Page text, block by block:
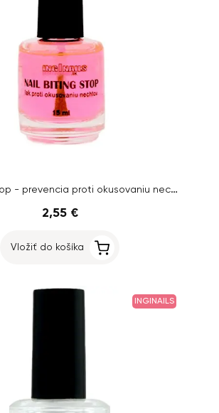
Nail biting stop - prevencia proti okusovaniu nechtov Inginails, 15ml
2,55 €
Vložiť do košíka
INGINAILS